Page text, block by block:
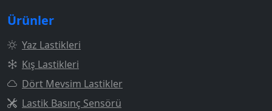
Ürünler
Yaz Lastikleri
Kış Lastikleri
Dört Mevsim Lastikler
Lastik Basınç Sensörü